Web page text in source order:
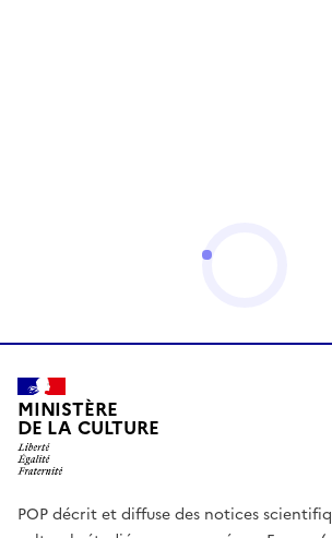
MINISTÈRE
DE LA CULTURE
POP décrit et diffuse des notices